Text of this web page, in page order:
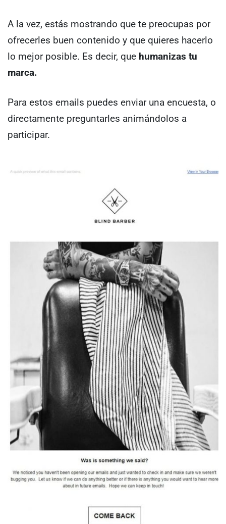
A la vez, estás mostrando que te preocupas por
ofrecerles buen contenido y que quieres hacerlo
lo mejor posible. Es decir, que humanizas tu
marca.
Para estos emails puedes enviar una encuesta, o
directamente preguntarles animándolos a
participar.